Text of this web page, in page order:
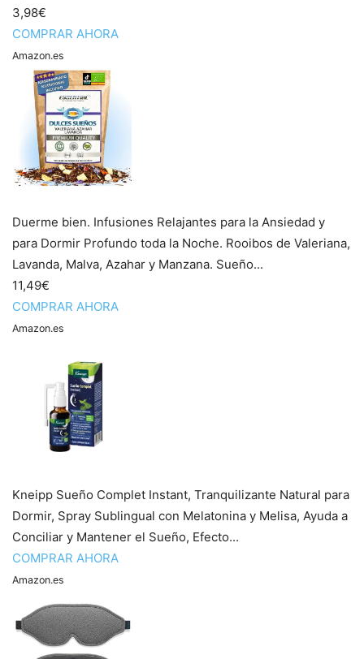
3,98€
COMPRAR AHORA
Amazon.es
Duerme bien. Infusiones Relajantes para la Ansiedad y
para Dormir Profundo toda la Noche. Rooibos de Valeriana,
Lavanda, Malva, Azahar y Manzana. Sueño...
11,49€
COMPRAR AHORA
Amazon.es
Kneipp Sueño Complet Instant, Tranquilizante Natural para
Dormir, Spray Sublingual con Melatonina y Melisa, Ayuda a
Conciliar y Mantener el Sueño, Efecto...
COMPRAR AHORA
Amazon.es